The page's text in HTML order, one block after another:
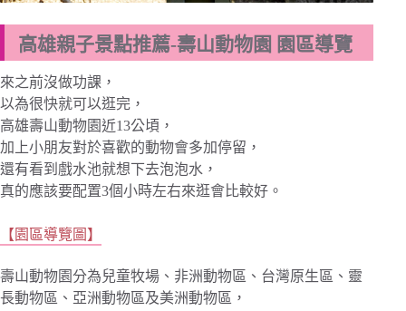
高雄親子景點推薦-壽山動物園 園區導覽
來之前沒做功課，
以為很快就可以逛完，
高雄壽山動物園近13公頃，
加上小朋友對於喜歡的動物會多加停留，
還有看到戲水池就想下去泡泡水，
真的應該要配置3個小時左右來逛會比較好。
【園區導覽圖】
壽山動物園分為兒童牧場、非洲動物區、台灣原生區、靈
長動物區、亞洲動物區及美洲動物區，